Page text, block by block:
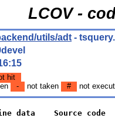
LCOV -
utils/adt -
hit
- not taken # not
data    Source code